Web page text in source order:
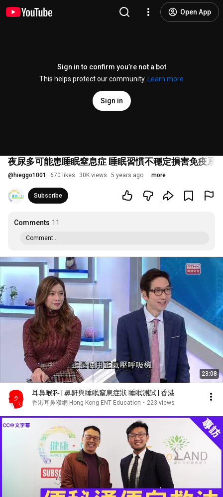
Open App
Sign in to confirm you’re not a bot
This helps protect our community.
Learn more
Sign in
夜尿多可能患睡眠窒息症 睡眠習慣不穩定損害免疫
@ hieggo1001 670 likes 30K views 5 years ago more
Subscribe
Comments 11
Comment...
23:08
耳鼻喉科 | 鼻鼾與睡眠窒息症狀 睡眠測試 | 香港
香港耳鼻喉網 Hong Kong ENT Education • 223 views